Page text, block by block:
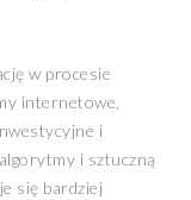
w procesie
internetowe,
i
i sztuczną
się bardziej